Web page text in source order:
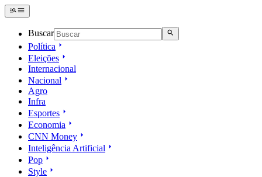
Buscar
Política
Eleições
Internacional
Nacional
Agro
Infra
Esportes
Economia
CNN Money
Inteligência Artificial
Pop
Style